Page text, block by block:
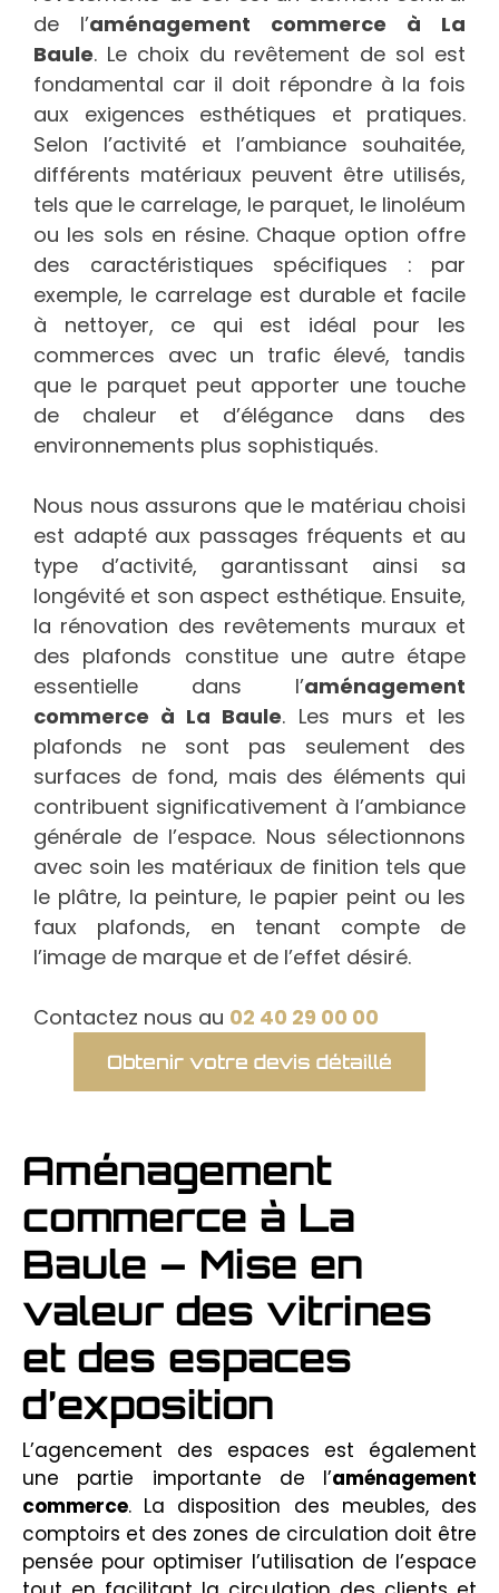
de l’aménagement commerce à La
Baule. Le choix du revêtement de sol est
fondamental car il doit répondre à la fois
aux exigences esthétiques et pratiques.
Selon l’activité et l’ambiance souhaitée,
différents matériaux peuvent être utilisés,
tels que le carrelage, le parquet, le linoléum
ou les sols en résine. Chaque option offre
des caractéristiques spécifiques : par
exemple, le carrelage est durable et facile
à nettoyer, ce qui est idéal pour les
commerces avec un trafic élevé, tandis
que le parquet peut apporter une touche
de chaleur et d’élégance dans des
environnements plus sophistiqués.
Nous nous assurons que le matériau choisi
est adapté aux passages fréquents et au
type d’activité, garantissant ainsi sa
longévité et son aspect esthétique. Ensuite,
la rénovation des revêtements muraux et
des plafonds constitue une autre étape
essentielle dans l’aménagement
commerce à La Baule. Les murs et les
plafonds ne sont pas seulement des
surfaces de fond, mais des éléments qui
contribuent significativement à l’ambiance
générale de l’espace. Nous sélectionnons
avec soin les matériaux de finition tels que
le plâtre, la peinture, le papier peint ou les
faux plafonds, en tenant compte de
l’image de marque et de l’effet désiré.
Contactez nous au 02 40 29 00 00
Obtenir votre devis détaillé
Aménagement
commerce à La
Baule – Mise en
valeur des vitrines
et des espaces
d’exposition
L’agencement des espaces est également
une partie importante de l’aménagement
commerce. La disposition des meubles, des
comptoirs et des zones de circulation doit être
pensée pour optimiser l’utilisation de l’espace